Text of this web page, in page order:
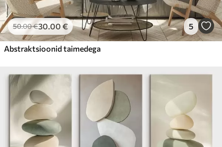
50.00€30.00 € 5
Abstraktsioonid taimedega